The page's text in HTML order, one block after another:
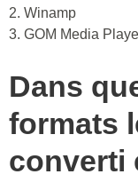
2. Winamp
3. GOM Media
Dans
formats
converti